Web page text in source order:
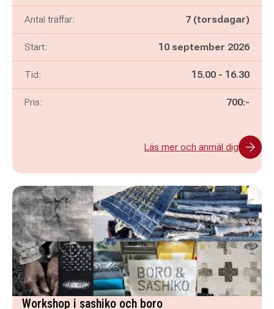
Antal träffar: 7 (torsdagar)
Start: 10 september 2026
Tid: Pågår mellan
15.00 - och
16.30
Pris: 700:-
Läs mer och anmäl dig
Workshop i sashiko och boro